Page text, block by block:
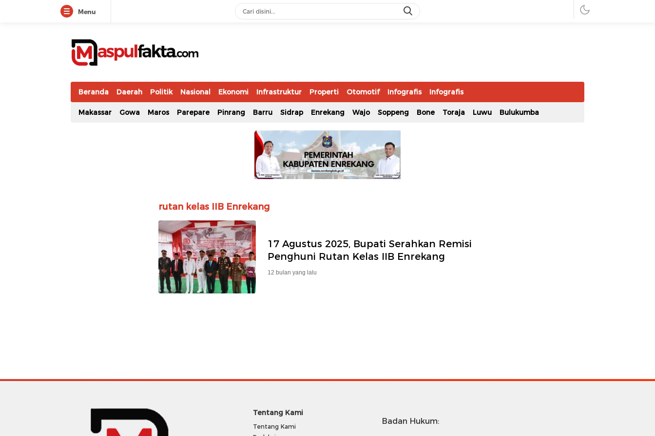
Menu
maspulfakta.com
Lokal Mendunia
Beranda Daerah Politik Nasional Ekonomi Infrastruktur Properti Otomotif Infografis Infografis
Makassar Gowa Maros Parepare Pinrang Barru Sidrap Enrekang Wajo Soppeng Bone Toraja Luwu Bulukumba
rutan kelas IIB Enrekang
17 Agustus 2025, Bupati Serahkan Remisi
Penghuni Rutan Kelas IIB Enrekang
12 bulan yang lalu
Tentang Kami
Tentang Kami
Badan Hukum: